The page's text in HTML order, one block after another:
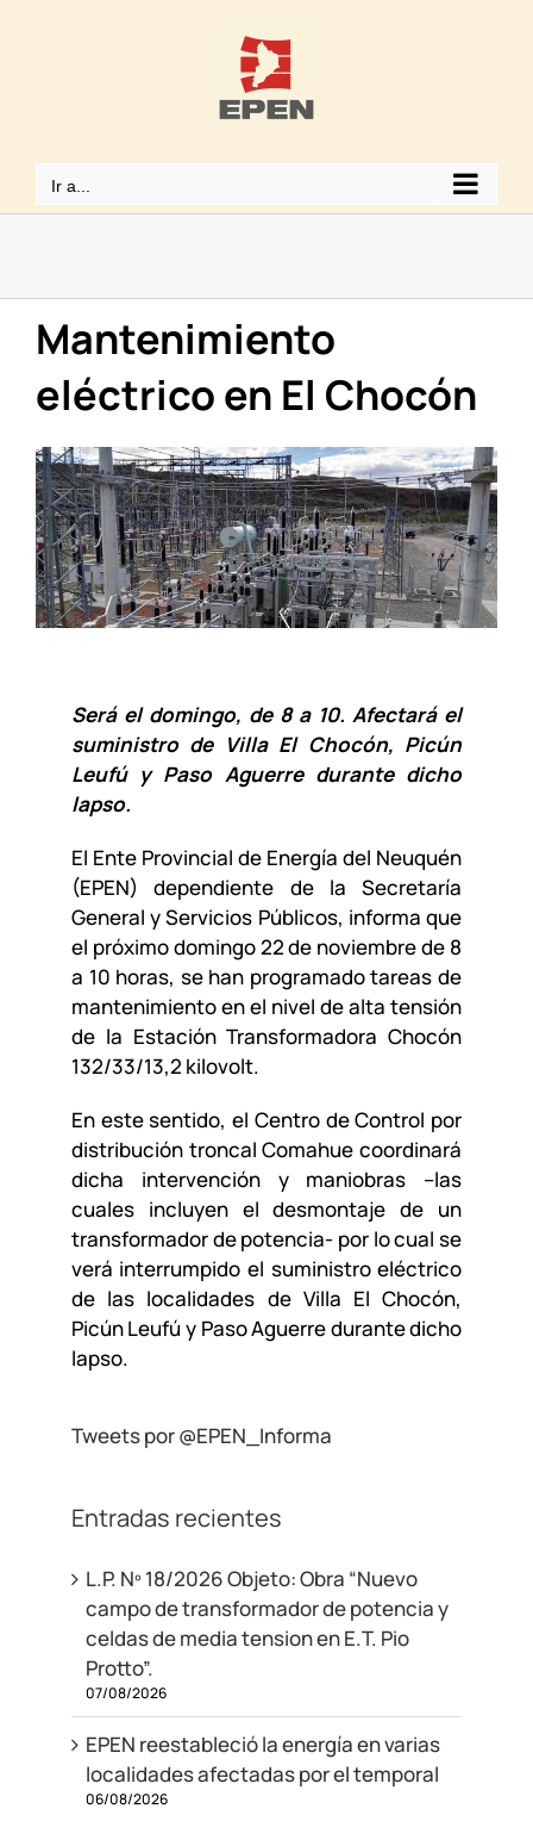
Ir a...
Mantenimiento
eléctrico en El Chocón
Será el domingo, de 8 a 10. Afectará el
suministro de Villa El Chocón, Picún
Leufú y Paso Aguerre durante dicho
lapso.
El Ente Provincial de Energía del Neuquén
(EPEN) dependiente de la Secretaría
General y Servicios Públicos, informa que
el próximo domingo 22 de noviembre de 8
a 10 horas, se han programado tareas de
mantenimiento en el nivel de alta tensión
de la Estación Transformadora Chocón
132/33/13,2 kilovolt.
En este sentido, el Centro de Control por
distribución troncal Comahue coordinará
dicha intervención y maniobras –las
cuales incluyen el desmontaje de un
transformador de potencia- por lo cual se
verá interrumpido el suministro eléctrico
de las localidades de Villa El Chocón,
Picún Leufú y Paso Aguerre durante dicho
lapso.
Tweets por @EPEN_Informa
Entradas recientes
L.P. Nº 18/2026 Objeto: Obra “Nuevo
campo de transformador de potencia y
celdas de media tension en E.T. Pio
Protto”.
07/08/2026
EPEN reestableció la energía en varias
localidades afectadas por el temporal
06/08/2026